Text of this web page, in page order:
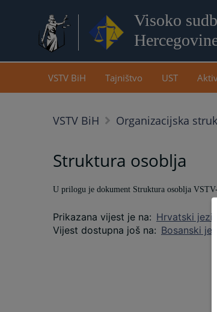
Visoko
VSTV BiH Tajništvo UST
VSTV BiH Organizacijska
Struktura osoblja
U prilogu je dokument Struktura osoblja
Prikazana vijest je na: Hrvatski jezik
Vijest dostupna još na: Bosanski